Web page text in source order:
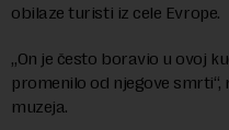
obilaze turisti iz cele Evrope.
„On je često boravio u ovoj
promenilo od njegove
muzeja.